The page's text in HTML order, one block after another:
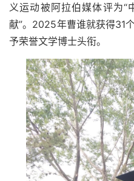
义运动被阿拉伯媒体评为“
献”。 2025年曹谁就获得31
予荣誉文学博士头衔。